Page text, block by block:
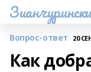
Вопрос-ответ 20
Как